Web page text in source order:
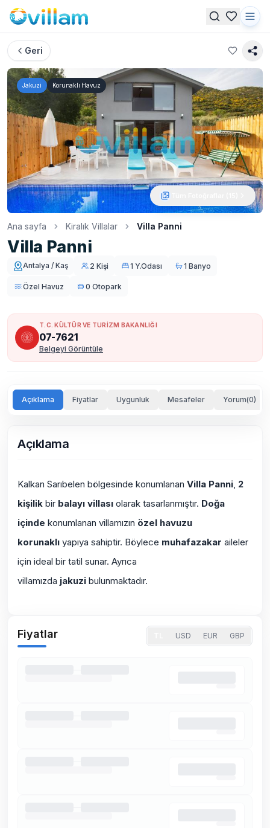
Geri
Jakuzi Korunaklı Havuz
Ana sayfa Kiralık Villalar Villa Panni
Villa Panni
Antalya / Kaş 2 Kişi 1 Y.Odası 1 Banyo
Özel Havuz 0 Otopark
T.C. KÜLTÜR VE TURİZM BAKANLIĞI
07-7621
Belgeyi Görüntüle
Açıklama Fiyatlar Uygunluk Mesafeler Yorum(0)
Açıklama
Kalkan Sarıbelen bölgesinde konumlanan Villa Panni, 2
kişilik bir balayı villası olarak tasarlanmıştır. Doğa
içinde konumlanan villamızın özel havuzu
korunaklı yapıya sahiptir. Böylece muhafazakar aileler
için ideal bir tatil sunar. Ayrıca
villamızda jakuzi bulunmaktadır.
Fiyatlar USD EUR GBP